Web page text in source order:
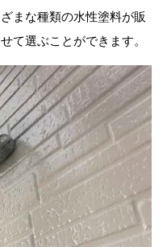
まな種類の水性塗料が販
て選ぶことができます。